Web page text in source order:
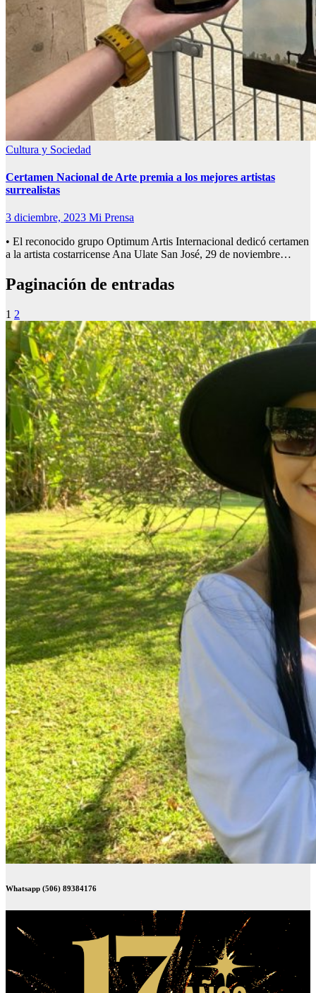
Cultura y Sociedad
Certamen Nacional de Arte premia a los mejores artistas
surrealistas
3 diciembre, 2023 Mi Prensa
• El reconocido grupo Optimum Artis Internacional dedicó certamen
a la artista costarricense Ana Ulate San José, 29 de noviembre…
Paginación de entradas
1 2
Whatsapp (506) 89384176